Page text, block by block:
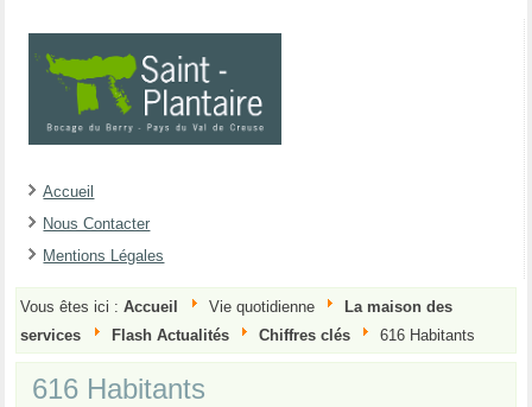
Accueil
Nous Contacter
Mentions Légales
Vous êtes ici :Accueil Vie quotidienne
La maison des
services
Flash Actualités Chiffres clés 616 Habitants
616 Habitants